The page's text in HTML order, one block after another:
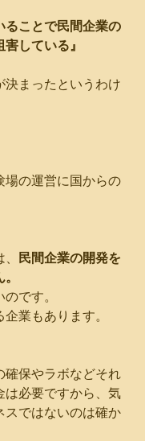
ることで民間企業の
している』
決まったというわけ
場の運営に国からの
民間企業の開発を
です。
業もあります。
確保やラボなどそれ
は必要ですから、気
スではないのは確か